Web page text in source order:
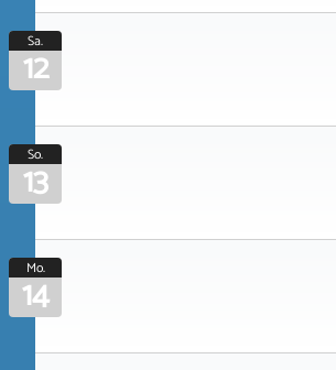
Sa.
12
So.
13
Mo.
14